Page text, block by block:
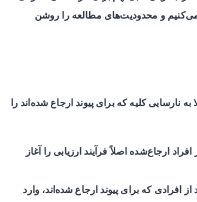
می‌کنیم و محدودیت‌های مطالعه را روشن
نارسایی کلیه که برای پیوند ارجاع شده‌اند را
افراد ارجاع‌شده اصلاً فرآیند ارزیابی را آغاز
از افرادی که برای پیوند ارجاع شده‌اند، وارد